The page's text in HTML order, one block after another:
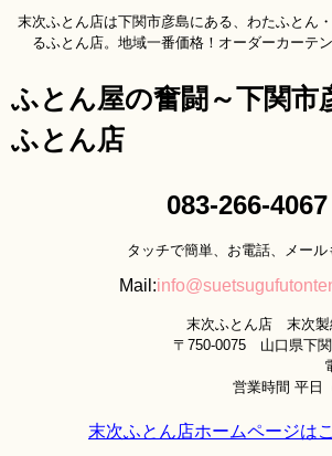
ふとん屋の奮闘～下関市
ふとん店
末次ふとん店は下関市彦島にある、わたふとん
るふとん店。地域一番価格！オーダーカーテ
083-266-4067
タッチで簡単、お電話、メール
Mail:
末次ふとん店 末次製
〒750-0075 山口県下
営業時間 平日
末次ふとん店ホームページは